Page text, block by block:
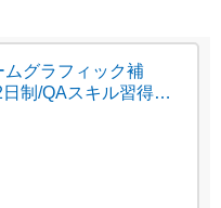
グラフィック補
制/QAスキル習得」